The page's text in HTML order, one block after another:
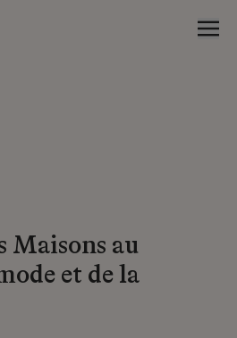
Maisons au
et de la